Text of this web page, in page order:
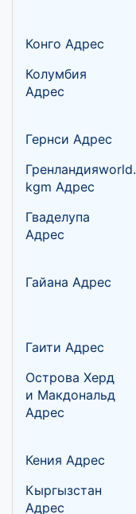
Конго Адрес
Колумбия
Адрес
Гернси Адрес
Гренландияworld.
kgm Адрес
Гваделупа
Адрес
Гайана Адрес
Гаити Адрес
Острова Херд
и Макдональд
Адрес
Кения Адрес
Кыргызстан
Адрес